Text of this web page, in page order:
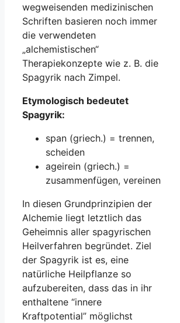
wegweisenden medizinischen
Schriften basieren noch immer
die verwendeten
„alchemistischen“
Therapiekonzepte wie z. B. die
Spagyrik nach Zimpel.
Etymologisch bedeutet
Spagyrik:
span (griech.) = trennen,
scheiden
ageirein (griech.) =
zusammenfügen, vereinen
In diesen Grundprinzipien der
Alchemie liegt letztlich das
Geheimnis aller spagyrischen
Heilverfahren begründet. Ziel
der Spagyrik ist es, eine
natürliche Heilpflanze so
aufzubereiten, dass das in ihr
enthaltene “innere
Kraftpotential” möglichst